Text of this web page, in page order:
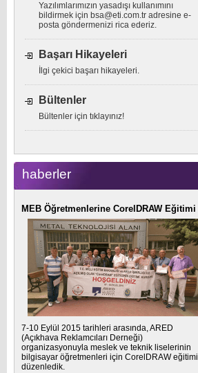
Yazılımlarımızın yasadışı kullanımını
bildirmek için bsa@eti.com.tr adresine e-
posta göndermenizi rica ederiz.
Başarı Hikayeleri
İlgi çekici başarı hikayeleri.
Bültenler
Bültenler için tıklayınız!
haberler
MEB Öğretmenlerine CorelDRAW Eğitimi
7-10 Eylül 2015 tarihleri arasında, ARED
(Açıkhava Reklamcıları Derneği)
organizasyonuyla meslek ve teknik liselerinin
bilgisayar öğretmenleri için CorelDRAW eğitimi
düzenledik.